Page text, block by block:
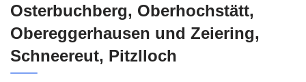
Osterbuchberg, Oberhochstätt,
Obereggerhausen und Zeiering,
Schneereut, Pitzlloch